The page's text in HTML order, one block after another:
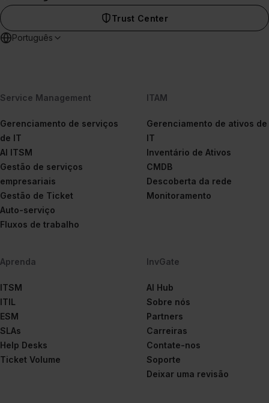
Trust Center
Português
Service Management
Gerenciamento de serviços
de IT
AI ITSM
Gestão de serviços
empresariais
Gestão de Ticket
Auto-serviço
Fluxos de trabalho
ITAM
Gerenciamento de ativos de
IT
Inventário de Ativos
CMDB
Descoberta da rede
Monitoramento
Aprenda
ITSM
ITIL
ESM
SLAs
Help Desks
Ticket Volume
InvGate
AI Hub
Sobre nós
Partners
Carreiras
Contate-nos
Soporte
Deixar uma revisão